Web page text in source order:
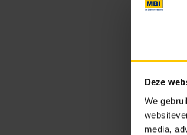
Deze
We
media,
Naam
Maat